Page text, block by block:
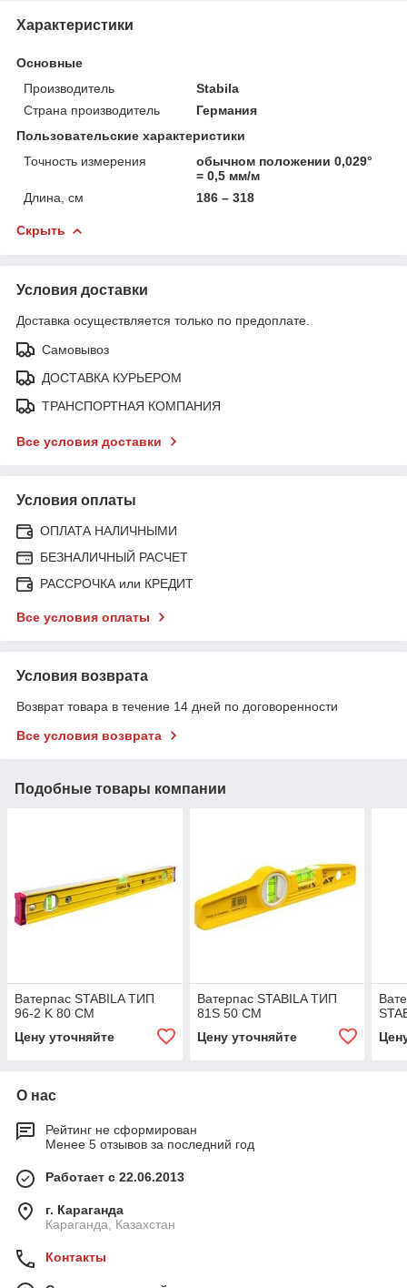
Характеристики
Основные
Производитель
Stabila
Страна производитель
Германия
Пользовательские характеристики
Точность измерения
обычном положении 0,029°
= 0,5 мм/м
Длина, см
186 – 318
Скрыть
Условия доставки
Доставка осуществляется только по предоплате.
Самовывоз
ДОСТАВКА КУРЬЕРОМ
ТРАНСПОРТНАЯ КОМПАНИЯ
Все условия доставки
Условия оплаты
ОПЛАТА НАЛИЧНЫМИ
БЕЗНАЛИЧНЫЙ РАСЧЕТ
РАССРОЧКА или КРЕДИТ
Все условия оплаты
Условия возврата
Возврат товара в течение 14 дней по договоренности
Все условия возврата
Подобные товары компании
Ватерпас STABILA ТИП
96-2 K 80 СМ
Цену уточняйте
Ватерпас STABILA ТИП
81S 50 СМ
Цену уточняйте
О нас
Рейтинг не сформирован
Менее 5 отзывов за последний год
Работает с 22.06.2013
г. Караганда
Караганда, Казахстан
Контакты